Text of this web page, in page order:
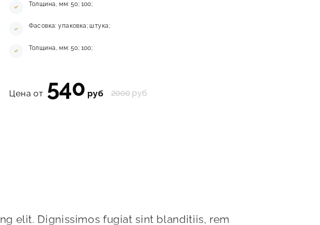
Толщина, мм: 50; 100;
Фасовка: упаковка; штука;
Толщина, мм: 50; 100;
Цена от 540 руб 2000 руб
elit. Dignissimos fugiat sint blanditiis, rem